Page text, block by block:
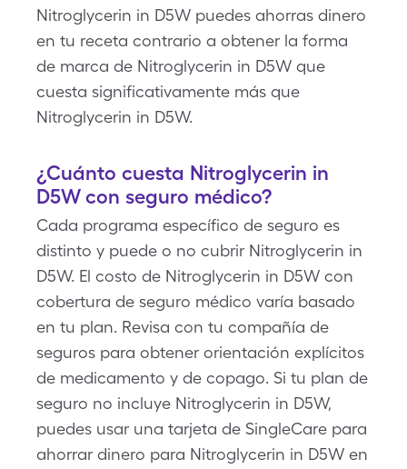
Nitroglycerin in D5W puedes ahorras dinero
en tu receta contrario a obtener la forma
de marca de Nitroglycerin in D5W que
cuesta significativamente más que
Nitroglycerin in D5W.
¿Cuánto cuesta Nitroglycerin in
D5W con seguro médico?
Cada programa específico de seguro es
distinto y puede o no cubrir Nitroglycerin in
D5W. El costo de Nitroglycerin in D5W con
cobertura de seguro médico varía basado
en tu plan. Revisa con tu compañía de
seguros para obtener orientación explícitos
de medicamento y de copago. Si tu plan de
seguro no incluye Nitroglycerin in D5W,
puedes usar una tarjeta de SingleCare para
ahorrar dinero para Nitroglycerin in D5W en